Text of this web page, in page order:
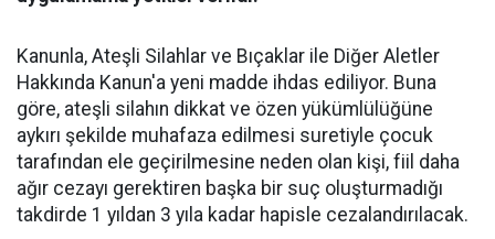
Kanunla, Ateşli Silahlar ve Bıçaklar ile Diğer Aletler
Hakkında Kanun'a yeni madde ihdas ediliyor. Buna
göre, ateşli silahın dikkat ve özen yükümlülüğüne
aykırı şekilde muhafaza edilmesi suretiyle çocuk
tarafından ele geçirilmesine neden olan kişi, fiil daha
ağır cezayı gerektiren başka bir suç oluşturmadığı
takdirde 1 yıldan 3 yıla kadar hapisle cezalandırılacak.